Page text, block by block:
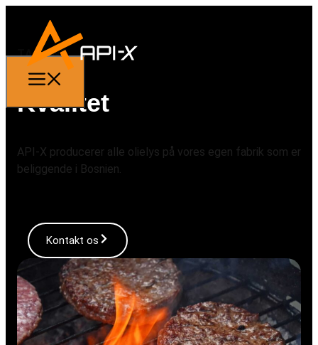
TAGLINE
Kvalitet
API-X producerer alle olielys på vores egen fabrik som er
beliggende i Bosnien.
Kontakt os